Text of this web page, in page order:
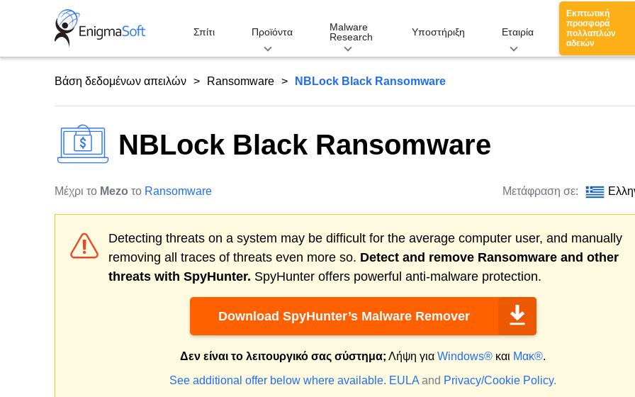
Σπίτι Προϊόντα
Malware
Research
Υποστήριξη Εταιρία
Εκπτωτική
προσφορά
πολλαπλών
αδειών
Βάση δεδομένων απειλών Ransomware NBLock Black Ransomware
NBLock Black Ransomware
Μέχρι το Mezo το Ransomware Μετάφραση σε:
Detecting threats on a system may be difficult for the average computer user, and manually
removing all traces of threats even more so. Detect and remove Ransomware and other
threats with SpyHunter. SpyHunter offers powerful anti-malware protection.
Download SpyHunter’s Malware Remover
Δεν είναι το λειτουργικό σας σύστημα; Λήψη για Windows® και Μακ®.
See additional offer below where available. EULA and Privacy/Cookie Policy.